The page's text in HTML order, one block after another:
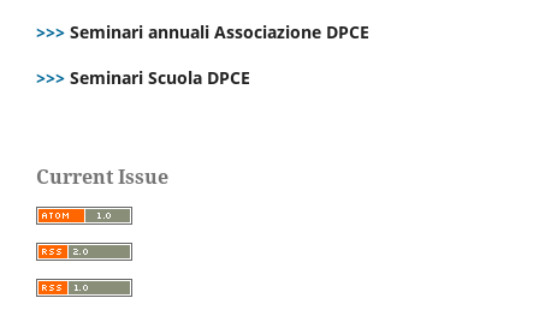
>>> Seminari annuali Associazione DPCE
>>> Seminari Scuola DPCE
Current Issue